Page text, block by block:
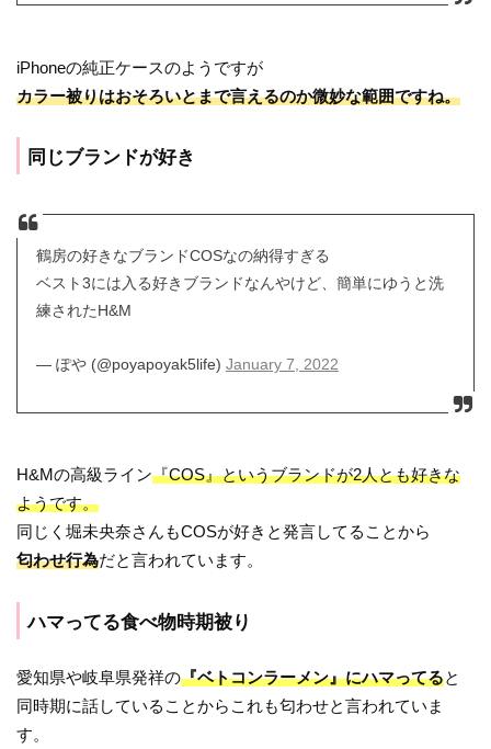
iPhoneの純正ケースのようですが
カラー被りはおそろいとまで言えるのか微妙な範囲ですね。
同じブランドが好き
鶴房の好きなブランドCOSなの納得すぎる
ベスト3には入る好きブランドなんやけど、簡単にゆうと洗
練されたH&M
— ぽや (@poyapoyak5life) January 7, 2022
H&Mの高級ライン『COS』というブランドが2人とも好きな
ようです。
同じく堀未央奈さんもCOSが好きと発言してることから
匂わせ行為だと言われています。
ハマってる食べ物時期被り
愛知県や岐阜県発祥の『ベトコンラーメン』にハマってると
同時期に話していることからこれも匂わせと言われていま
す。